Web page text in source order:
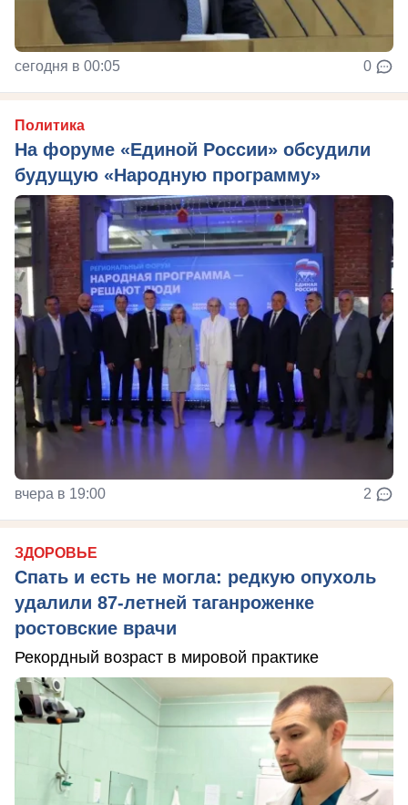
сегодня в 00:05 0
Политика
На форуме «Единой России» обсудили
будущую «Народную программу»
вчера в 19:00 2
ЗДОРОВЬЕ
Спать и есть не могла: редкую опухоль
удалили 87-летней таганроженке
ростовские врачи
Рекордный возраст в мировой практике